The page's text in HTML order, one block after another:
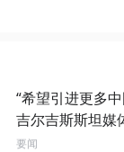
“希望引进更多
吉尔吉斯斯坦媒
路”联合采访）
要闻